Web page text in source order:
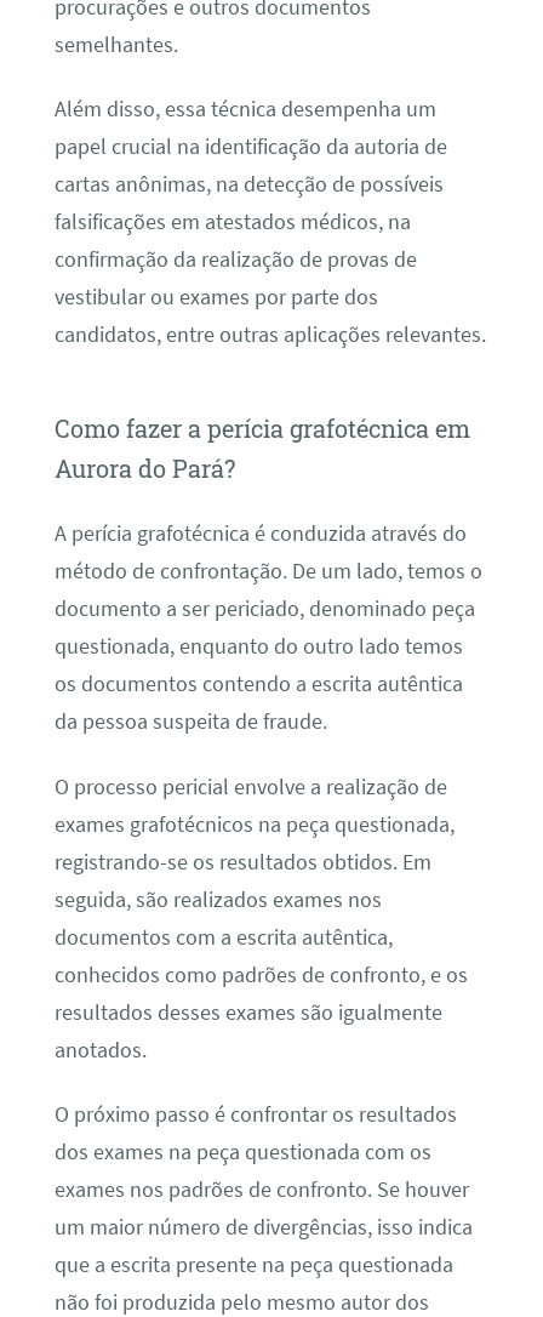
procurações e outros documentos
semelhantes.
Além disso, essa técnica desempenha um
papel crucial na identificação da autoria de
cartas anônimas, na detecção de possíveis
falsificações em atestados médicos, na
confirmação da realização de provas de
vestibular ou exames por parte dos
candidatos, entre outras aplicações relevantes.
Como fazer a perícia grafotécnica em
Aurora do Pará?
A perícia grafotécnica é conduzida através do
método de confrontação. De um lado, temos o
documento a ser periciado, denominado peça
questionada, enquanto do outro lado temos
os documentos contendo a escrita autêntica
da pessoa suspeita de fraude.
O processo pericial envolve a realização de
exames grafotécnicos na peça questionada,
registrando-se os resultados obtidos. Em
seguida, são realizados exames nos
documentos com a escrita autêntica,
conhecidos como padrões de confronto, e os
resultados desses exames são igualmente
anotados.
O próximo passo é confrontar os resultados
dos exames na peça questionada com os
exames nos padrões de confronto. Se houver
um maior número de divergências, isso indica
que a escrita presente na peça questionada
não foi produzida pelo mesmo autor dos